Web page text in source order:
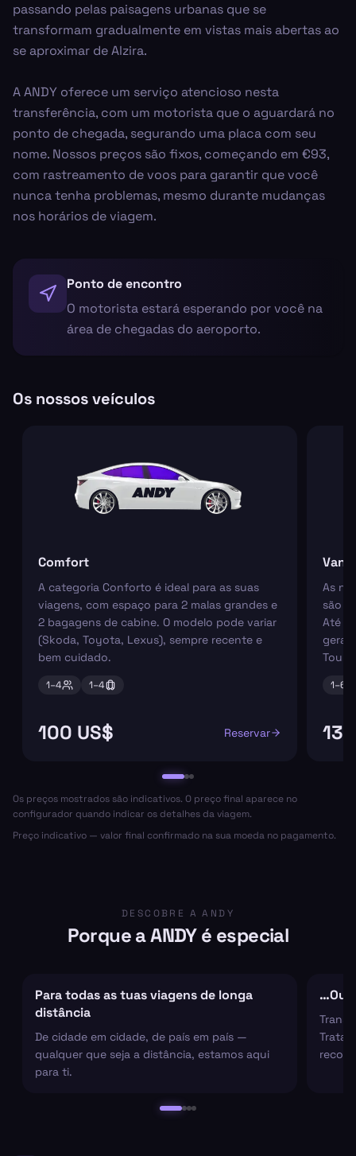
passando pelas paisagens urbanas que se
transformam gradualmente em vistas mais abertas ao
se aproximar de Alzira.
A ANDY oferece um serviço atencioso nesta
transferência, com um motorista que o aguardará no
ponto de chegada, segurando uma placa com seu
nome. Nossos preços são fixos, começando em €93,
com rastreamento de voos para garantir que você
nunca tenha problemas, mesmo durante mudanças
nos horários de viagem.
Ponto de encontro
O motorista estará esperando por você na
área de chegadas do aeroporto.
Os nossos veículos
Comfort
A categoria Conforto é ideal para as suas
viagens, com espaço para 2 malas grandes e
2 bagagens de cabine. O modelo pode variar
(Skoda, Toyota, Lexus), sempre recente e
bem cuidado.
1–4 1–4
100 US$ Reservar
Van
As
são
Até 6
1–6
Os preços mostrados são indicativos. O preço final aparece no
configurador quando indicar os detalhes da viagem.
Preço indicativo — valor final confirmado na sua moeda no pagamento.
DESCOBRE A ANDY
Porque a ANDY é especial
Para todas as tuas viagens de longa
distância
De cidade em cidade, de país em país —
qualquer que seja a distância, estamos aqui
para ti.
…Ou